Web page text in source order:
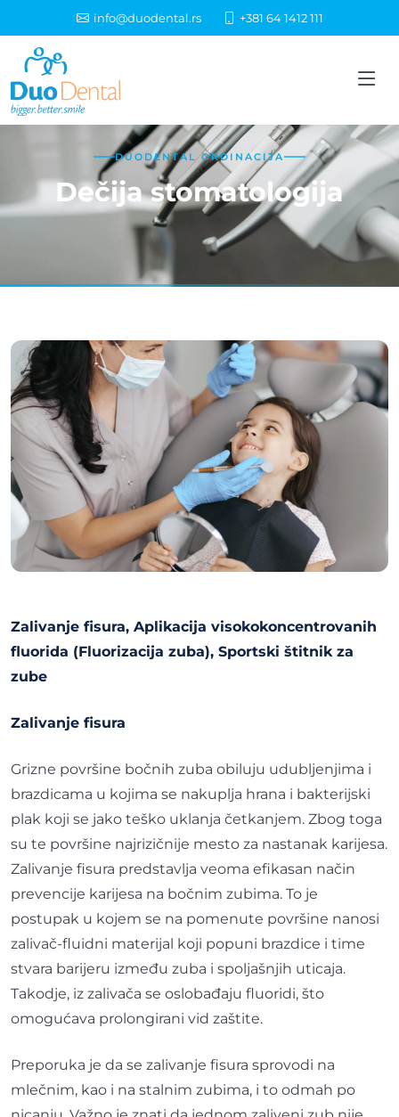
info@duodental.rs +381 64 1412 111
DUODENTAL ORDINACIJA
Dečija stomatologija
Zalivanje fisura, Aplikacija visokokoncentrovanih
fluorida (Fluorizacija zuba), Sportski štitnik za
zube
Zalivanje fisura
Grizne površine bočnih zuba obiluju udubljenjima i
brazdicama u kojima se nakuplja hrana i bakterijski
plak koji se jako teško uklanja četkanjem. Zbog toga
su te površine najrizičnije mesto za nastanak karijesa.
Zalivanje fisura predstavlja veoma efikasan način
prevencije karijesa na bočnim zubima. To je
postupak u kojem se na pomenute površine nanosi
zalivač-fluidni materijal koji popuni brazdice i time
stvara barijeru između zuba i spoljašnjih uticaja.
Takodje, iz zalivača se oslobađaju fluoridi, što
omogućava prolongirani vid zaštite.
Preporuka je da se zalivanje fisura sprovodi na
mlečnim, kao i na stalnim zubima, i to odmah po